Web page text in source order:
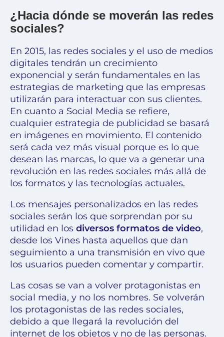
¿Hacia dónde se moverán las redes
sociales?
En 2015, las redes sociales y el uso de medios
digitales tendrán un crecimiento
exponencial y serán fundamentales en las
estrategias de marketing que las empresas
utilizarán para interactuar con sus clientes.
En cuanto a Social Media se refiere,
cualquier estrategia de publicidad se basará
en imágenes en movimiento. El contenido
será cada vez más visual porque es lo que
desean las marcas, lo que va a generar una
revolución en las redes sociales más allá de
los formatos y las tecnologías actuales.
Los mensajes personalizados en las redes
sociales serán los que sorprendan por su
utilidad en los diversos formatos de video,
desde los Vines hasta aquellos que dan
seguimiento a una transmisión en vivo que
los usuarios pueden comentar y compartir.
Las cosas se van a volver protagonistas en
social media, y no los nombres. Se volverán
los protagonistas de las redes sociales,
debido a que llegará la revolución del
internet de los objetos y no de las personas.